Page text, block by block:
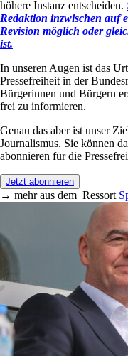
höhere Instanz entscheiden.
Redaktion inzwischen auf
Revision möglich oder
ist.
In unseren Augen ist das
Pressefreiheit in der
Bürgerinnen und Bürgern
frei zu informieren.
Genau das aber ist unser
Journalismus. Sie können
abonnieren für die
Jetzt abonnieren
→ mehr aus dem Ressort